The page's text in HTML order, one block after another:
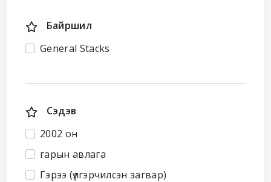
Байршил
General Stacks
Сэдэв
2002 он
гарын авлага
Гэрээ (үлгэрчилсэн загвар)